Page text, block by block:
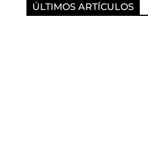
ÚLTIMOS ARTÍCULOS